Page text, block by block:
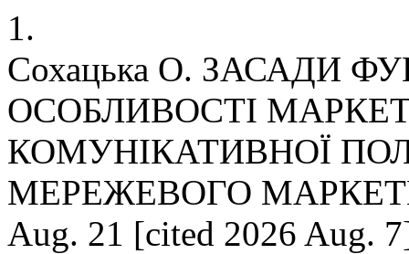
1.
Сохацька О. ЗАСАДИ
ОСОБЛИВОСТІ
КОМУНІКАТИВНОЇ
МЕРЕЖЕВОГО
Aug. 21 [cited 2026 Aug.